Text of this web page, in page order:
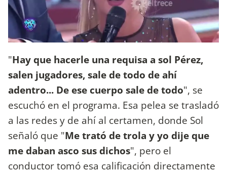
"Hay que hacerle una requisa a sol Pérez,
salen jugadores, sale de todo de ahí
adentro... De ese cuerpo sale de todo", se
escuchó en el programa. Esa pelea se trasladó
a las redes y de ahí al certamen, donde Sol
señaló que "Me trató de trola y yo dije que
me daban asco sus dichos", pero el
conductor tomó esa calificación directamente